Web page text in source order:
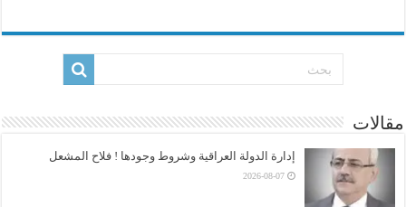
مقالات
إدارة الدولة العراقية وشروط وجودها ! فلاح المشعل
2026-08-07